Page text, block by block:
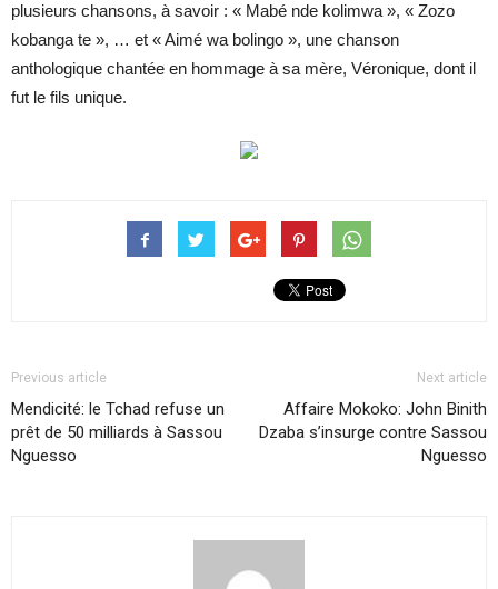
plusieurs chansons, à savoir : « Mabé nde kolimwa », « Zozo
kobanga te », … et « Aimé wa bolingo », une chanson
anthologique chantée en hommage à sa mère, Véronique, dont il
fut le fils unique.
Previous article
Mendicité: le Tchad refuse un
prêt de 50 milliards à Sassou
Nguesso
Next article
Affaire Mokoko: John Binith
Dzaba s’insurge contre Sassou
Nguesso